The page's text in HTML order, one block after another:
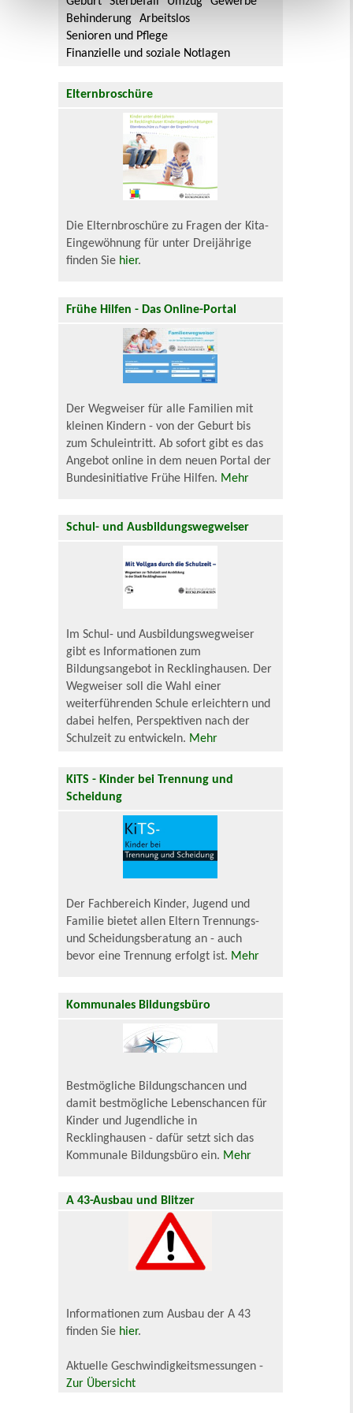
Behinderung
Arbeitslos
Senioren und Pflege
Finanzielle und soziale Notlagen
Elternbroschüre
Die Elternbroschüre zu Fragen der Kita-
Eingewöhnung für unter Dreijährige
finden Sie hier.
Frühe Hilfen - Das Online-Portal
Der Wegweiser für alle Familien mit
kleinen Kindern - von der Geburt bis
zum Schuleintritt. Ab sofort gibt es das
Angebot online in dem neuen Portal der
Bundesinitiative Frühe Hilfen. Mehr
Schul- und Ausbildungswegweiser
Im Schul- und Ausbildungswegweiser
gibt es Informationen zum
Bildungsangebot in Recklinghausen. Der
Wegweiser soll die Wahl einer
weiterführenden Schule erleichtern und
dabei helfen, Perspektiven nach der
Schulzeit zu entwickeln. Mehr
KiTS - Kinder bei Trennung und
Scheidung
Der Fachbereich Kinder, Jugend und
Familie bietet allen Eltern Trennungs-
und Scheidungsberatung an - auch
bevor eine Trennung erfolgt ist. Mehr
Kommunales Bildungsbüro
Bestmögliche Bildungschancen und
damit bestmögliche Lebenschancen für
Kinder und Jugendliche in
Recklinghausen - dafür setzt sich das
Kommunale Bildungsbüro ein. Mehr
A 43-Ausbau und Blitzer
Informationen zum Ausbau der A 43
finden Sie hier.
Aktuelle Geschwindigkeitsmessungen -
Zur Übersicht